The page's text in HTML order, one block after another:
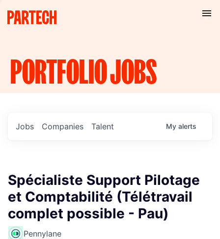
PORTFOLIOJOBS
Jobs Companies Talent My alerts
Spécialiste Support Pilotage
et Comptabilité (Télétravail
complet possible - Pau)
Pennylane